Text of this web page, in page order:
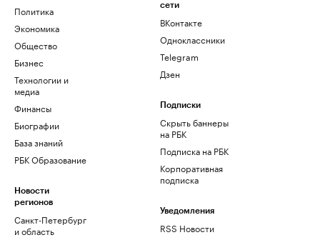
Политика
Экономика
Общество
Бизнес
Технологии и
медиа
Финансы
Биографии
База знаний
РБК Образование
Новости
регионов
Санкт-Петербург
и область
сети
ВКонтакте
Одноклассники
Telegram
Дзен
Подписки
Скрыть баннеры
на РБК
Подписка на РБК
Корпоративная
подписка
Уведомления
RSS Новости